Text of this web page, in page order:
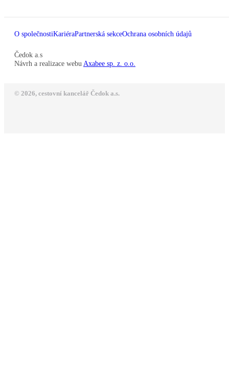
O společnostiKariéraPartnerská sekceOchrana osobních údajů
Čedok a.s
Návrh a realizace webu Axabee sp. z. o.o.
© 2026, cestovní kancelář Čedok a.s.